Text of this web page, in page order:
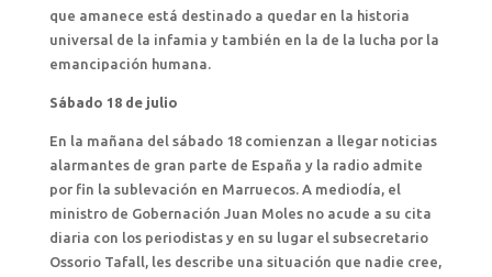
que amanece está destinado a quedar en la historia
universal de la infamia y también en la de la lucha por la
emancipación humana.
Sábado 18 de julio
En la mañana del sábado 18 comienzan a llegar noticias
alarmantes de gran parte de España y la radio admite
por fin la sublevación en Marruecos. A mediodía, el
ministro de Gobernación Juan Moles no acude a su cita
diaria con los periodistas y en su lugar el subsecretario
Ossorio Tafall, les describe una situación que nadie cree,